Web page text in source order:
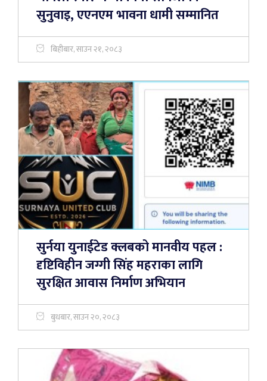
सुनुवाइ, एएनएम भावना धामी सम्मानित
बिहीबार, साउन २१, २०८३
सुर्नया युनाईटेड क्लबको मानवीय पहल :
दृष्टिविहीन जग्गी सिंह महराका लागि
सुरक्षित आवास निर्माण अभियान
बुधबार, साउन २०, २०८३